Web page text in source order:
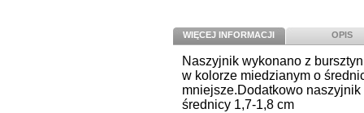
WIĘCEJ INFORMACJI OPIS
Naszyjnik wykonano z
w kolorze miedzianym o
mniejsze.Dodatkowo
średnicy 1,7-1,8 cm